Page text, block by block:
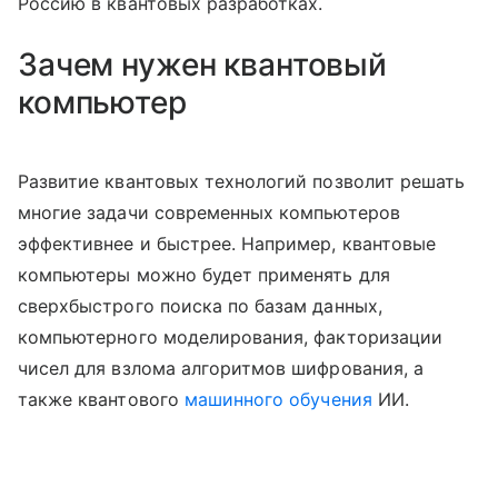
Зачем нужен квантовый
компьютер
Развитие квантовых технологий позволит решать
многие задачи современных компьютеров
эффективнее и быстрее. Например, квантовые
компьютеры можно будет применять для
сверхбыстрого поиска по базам данных,
компьютерного моделирования, факторизации
чисел для взлома алгоритмов шифрования, а
также квантового машинного обучения ИИ.